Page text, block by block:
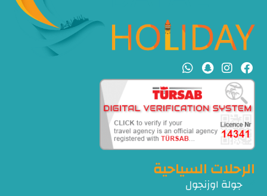
الرحلات السياحية
جولة اوزنجول